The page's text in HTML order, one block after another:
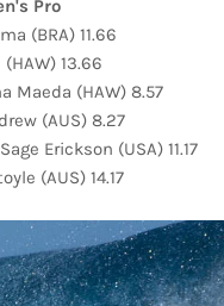
Pro
(BRA) 11.66
13.66
Maeda (HAW) 8.57
(AUS) 8.27
Erickson (USA) 11.17
(AUS) 14.17